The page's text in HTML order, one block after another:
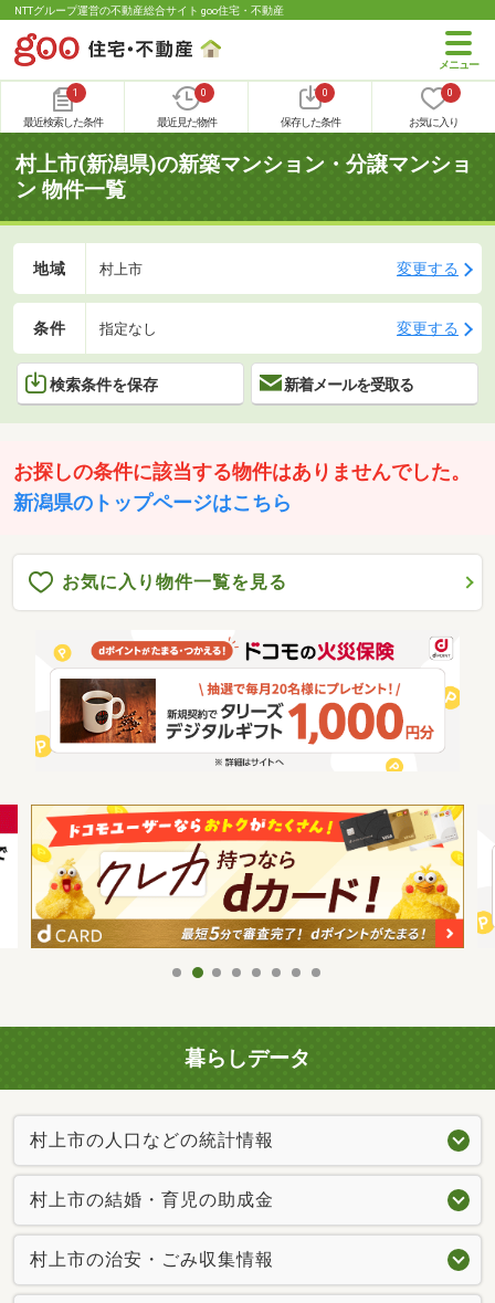
NTTグループ運営の不動産総合サイト goo住宅・不動産
1
最近検索した条件
0
最近見た物件
0
保存した条件
0
お気に入り
村上市(新潟県)の新築マンション・分譲マンショ
ン 物件一覧
地域 村上市 変更する
条件 指定なし 変更する
検索条件を保存 新着メールを受取る
お探しの条件に該当する物件はありませんでした。
新潟県のトップページはこちら
お気に入り物件一覧を見る
暮らしデータ
村上市の人口などの統計情報
村上市の結婚・育児の助成金
村上市の治安・ごみ収集情報